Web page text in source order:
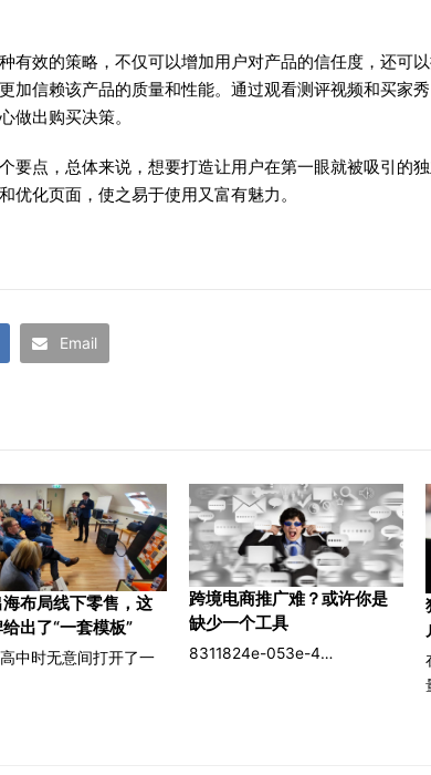
有效的策略，不仅可以增加用户对产品的信任度，还可
加信赖该产品的质量和性能。通过观看测评视频和买家
做出购买决策。
要点，总体来说，想要打造让用户在第一眼就被吸引的
优化页面，使之易于使用又富有魅力。
Email
布局线下零售，这
出了“一套模板”
中时无意间打开了一
跨境电商推广难？或许你是
缺少一个工具
8311824e-053e-4…